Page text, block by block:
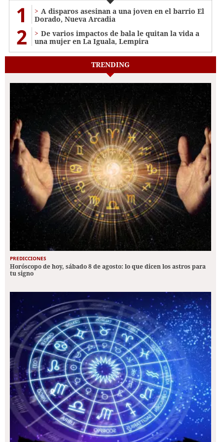
1
A disparos asesinan a una joven en el barrio El
Dorado, Nueva Arcadia
2
De varios impactos de bala le quitan la vida a
una mujer en La Iguala, Lempira
TRENDING
PREDICCIONES
Horóscopo de hoy, sábado 8 de agosto: lo que dicen los astros para
tu signo